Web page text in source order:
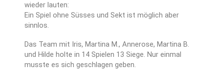
wieder lauten:
Ein Spiel ohne Süsses und Sekt ist möglich aber
sinnlos.
Das Team mit Iris, Martina M., Annerose, Martina B.
und Hilde holte in 14 Spielen 13 Siege. Nur einmal
musste es sich geschlagen geben.